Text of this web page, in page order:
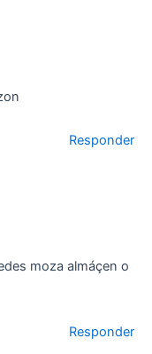
Responder
moza almáçen o
Responder